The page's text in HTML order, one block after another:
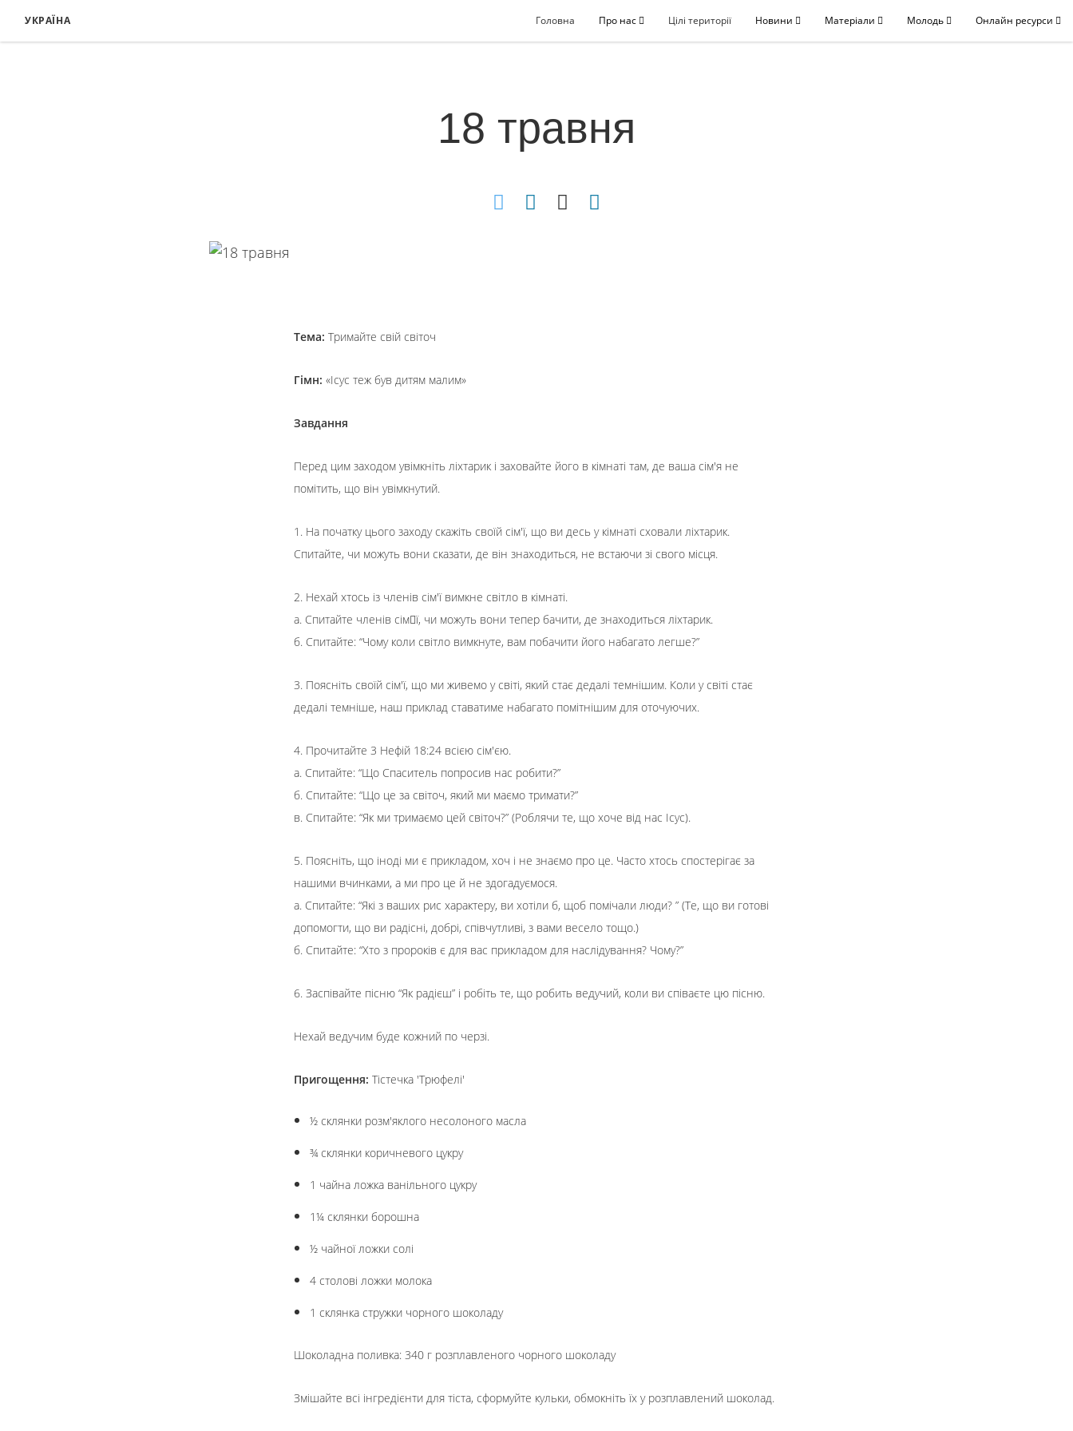
УКРАЇНА Головна Про нас Цілі території Новини Матеріали Молодь Онлайн ресурси
18 травня
Тема: Тримайте свій світоч
Гімн: «Ісус теж був дитям малим»
Завдання
Перед цим заходом увімкніть ліхтарик і заховайте його в кімнаті там, де ваша сім'я не
помітить, що він увімкнутий.
1. На початку цього заходу скажіть своїй сім'ї, що ви десь у кімнаті сховали ліхтарик.
Спитайте, чи можуть вони сказати, де він знаходиться, не встаючи зі свого місця.
2. Нехай хтось із членів сім'ї вимкне світло в кімнаті.
а. Спитайте членів сім􀁗ї, чи можуть вони тепер бачити, де знаходиться ліхтарик.
б. Спитайте: “Чому коли світло вимкнуте, вам побачити його набагато легше?”
3. Поясніть своїй сім'ї, що ми живемо у світі, який стає дедалі темнішим. Коли у світі стає
дедалі темніше, наш приклад ставатиме набагато помітнішим для оточуючих.
4. Прочитайте 3 Нефій 18:24 всією сім'єю.
а. Спитайте: “Що Спаситель попросив нас робити?”
б. Спитайте: “Що це за світоч, який ми маємо тримати?”
в. Спитайте: “Як ми тримаємо цей світоч?” (Роблячи те, що хоче від нас Ісус).
5. Поясніть, що іноді ми є прикладом, хоч і не знаємо про це. Часто хтось спостерігає за
нашими вчинками, а ми про це й не здогадуємося.
а. Спитайте: “Які з ваших рис характеру, ви хотіли б, щоб помічали люди? ” (Те, що ви готові
допомогти, що ви радісні, добрі, співчутливі, з вами весело тощо.)
б. Спитайте: “Хто з пророків є для вас прикладом для наслідування? Чому?”
6. Заспівайте пісню “Як радієш” і робіть те, що робить ведучий, коли ви співаєте цю пісню.
Нехай ведучим буде кожний по черзі.
Пригощення:Тістечка 'Трюфелі'
½ склянки розм'яклого несолоного масла
¾ склянки коричневого цукру
1 чайна ложка ванільного цукру
1¼ склянки борошна
½ чайної ложки солі
4 столові ложки молока
1 склянка стружки чорного шоколаду
Шоколадна поливка: 340 г розплавленого чорного шоколаду
Змішайте всі інгредієнти для тіста, сформуйте кульки, обмокніть їх у розплавлений шоколад.